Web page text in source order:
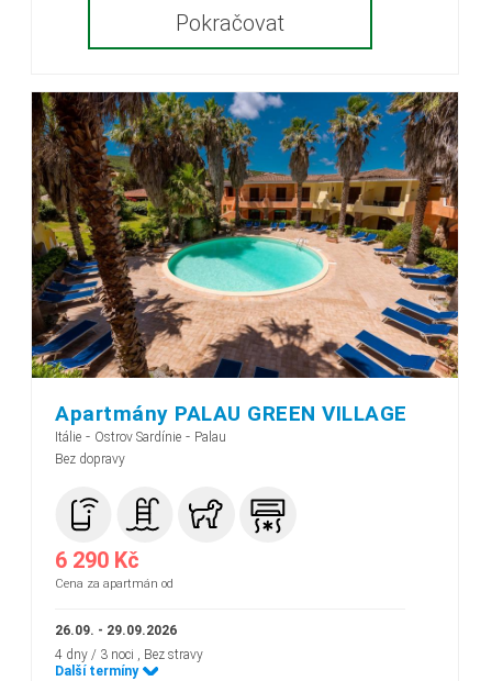
Pokračovat
Apartmány PALAU GREEN VILLAGE
Itálie - Ostrov Sardínie - Palau
Bez dopravy
6 290 Kč
Cena za apartmán od
26.09. - 29.09.2026
4 dny / 3 noci , Bez stravy
Další termíny